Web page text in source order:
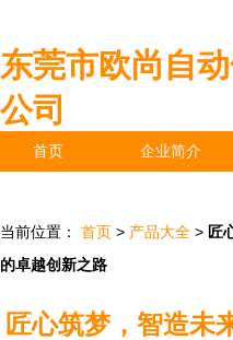
东莞市欧尚自
公司
首页 企业简介
当前位置： 首页 > 产品大全 > 匠
的卓越创新之路
匠心筑梦，智造未